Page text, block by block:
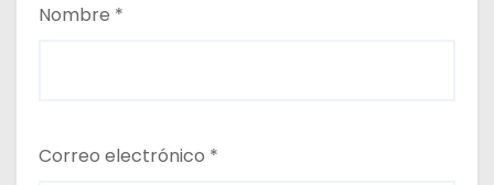
Nombre *
Correo electrónico *